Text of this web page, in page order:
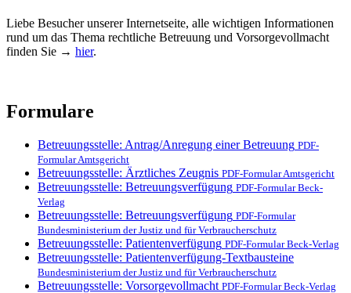
Liebe Besucher unserer Internetseite, alle wichtigen Informationen
rund um das Thema rechtliche Betreuung und Vorsorgevollmacht
finden Sie → hier.
Formulare
Betreuungsstelle: Antrag/Anregung einer Betreuung PDF-
Formular Amtsgericht
Betreuungsstelle: Ärztliches Zeugnis PDF-Formular Amtsgericht
Betreuungsstelle: Betreuungsverfügung PDF-Formular Beck-
Verlag
Betreuungsstelle: Betreuungsverfügung PDF-Formular
Bundesministerium der Justiz und für Verbraucherschutz
Betreuungsstelle: Patientenverfügung PDF-Formular Beck-Verlag
Betreuungsstelle: Patientenverfügung-Textbausteine
Bundesministerium der Justiz und für Verbraucherschutz
Betreuungsstelle: Vorsorgevollmacht PDF-Formular Beck-Verlag